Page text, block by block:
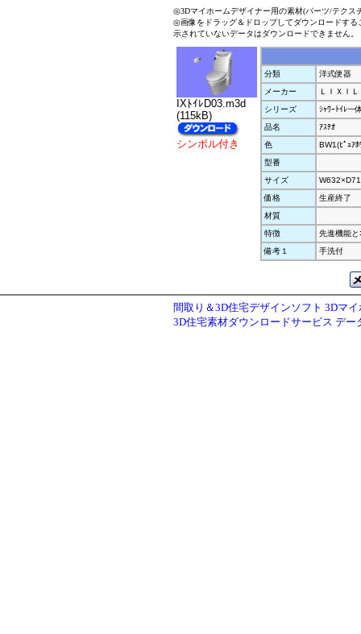
◎3Dマイホームデザイナー用の素材(パーツ/テクス
◎画像をドラッグ＆ドロップしてダウンロードす
示されていないデータはダウンロードできません。
IXﾄｲﾚD03.m3d
(115kB)
シンボル付き
分類
洋式便器
メーカー
ＬＩＸＩＬ
シリーズ
ｼｬﾜｰﾄｲﾚ一
品名
ｱｽﾃｵ
色
BW1(ﾋﾟｭｱﾎ
型番
サイズ
価格
生産終了
材質
特徴
先進機能と
備考１
手洗付
間取り＆3D住宅デザインソフト 3Dマ
3D住宅素材ダウンロードサービス デー